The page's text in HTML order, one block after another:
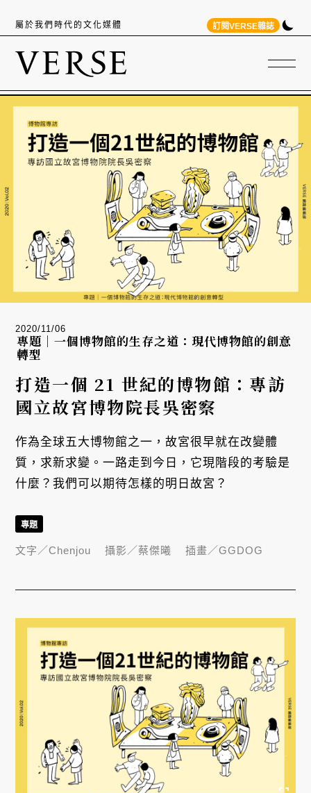
屬於我們時代的文化媒體 訂閱VERSE雜誌
2020/11/06
專題｜一個博物館的生存之道：現代博物館的創意
轉型
打造一個 21 世紀的博物館：專訪
國立故宮博物院長吳密察
作為全球五大博物館之一，故宮很早就在改變體
質，求新求變。一路走到今日，它現階段的考驗是
什麼？我們可以期待怎樣的明日故宮？
專題
文字／Chenjou 攝影／蔡傑曦 插畫／GGDOG